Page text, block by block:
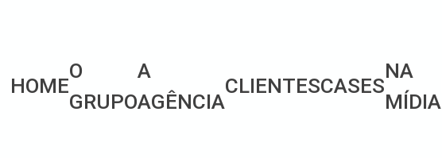
HOME
O
GRUPO
A
AGÊNCIA
CLIENTESCASES
NA
MÍDIA